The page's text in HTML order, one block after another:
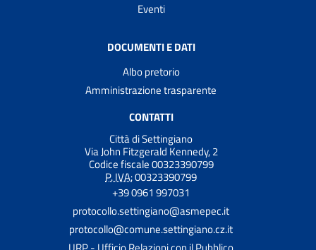
Eventi
DOCUMENTI E DATI
Albo pretorio
Amministrazione trasparente
CONTATTI
Città di Settingiano
Via John Fitzgerald Kennedy, 2
Codice fiscale 00323390799
P. IVA:00323390799
+39 0961 997031
protocollo.settingiano@asmepec.it
protocollo@comune.settingiano.cz.it